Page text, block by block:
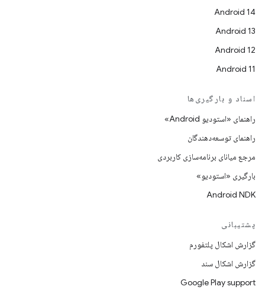
Android 14
Android 13
Android 12
Android 11
اسناد و بارگیری‌ها
راهنمای «استودیو Android»
راهنمای توسعه‌دهندگان
مرجع میانای برنامه‌سازی کاربردی
بارگیری «استودیو»
Android NDK
پشتیبانی
گزارش اشکال پلتفورم
گزارش اشکال سند
Google Play support